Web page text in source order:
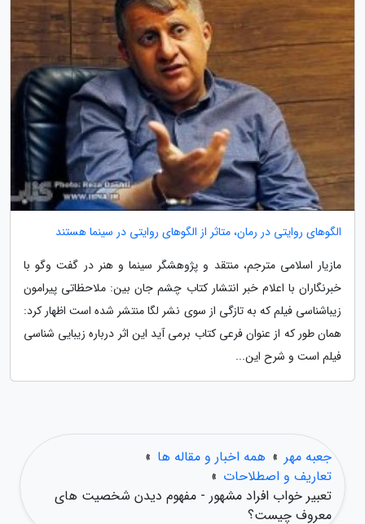
الگوهای روایتی در رمان، متاثر از الگوهای روایتی در سینما هستند
مازیار اسلامی مترجم، منتقد و پژوهشگر سینما و هنر در گفت وگو با
خبرنگاران با اعلام خبر انتشار کتاب چشم جان بین: ملاحظاتی پیرامون
زیباشناسی فیلم که به تازگی از سوی نشر لگا منتشر شده است اظهار کرد:
همان طور که از عنوان فرعی کتاب برمی آید این اثر درباره زیبایی شناسی
فیلم است و شرح این...
جعبه مهر » همه اخبار و مقاله ها »
تعاریف و اصطلاحات »
تعبیر خواب افراد مشهور - مفهوم دیدن شخصیت های
معروف چیست؟